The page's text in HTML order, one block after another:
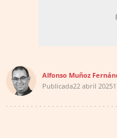
Alfonso Muñoz
Publicada22 abril 2025